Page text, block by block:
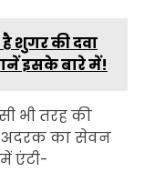
शुगर की दवा
इसके बारे में!
भी तरह की
अदरक का सेवन
एंटी-